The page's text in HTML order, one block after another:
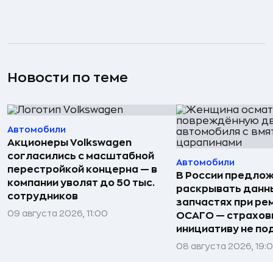
Новости по теме
Автомобили
Акционеры Volkswagen
согласились с масштабной
перестройкой концерна — в
компании уволят до 50 тыс.
сотрудников
09 августа 2026, 11:00
Автомобили
В России
раскрывать
запчастях при
ОСАГО —
инициативу не
08 августа 2026,